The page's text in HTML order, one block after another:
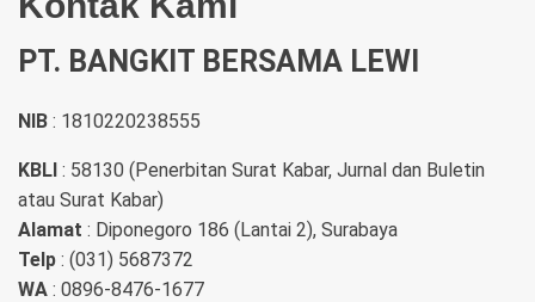
PT. BANGKIT BERSAMA LEWI
NIB : 1810220238555
KBLI : 58130 (Penerbitan Surat Kabar, Jurnal dan Buletin
atau Surat Kabar)
Alamat : Diponegoro 186 (Lantai 2), Surabaya
Telp : (031) 5687372
WA : 0896-8476-1677